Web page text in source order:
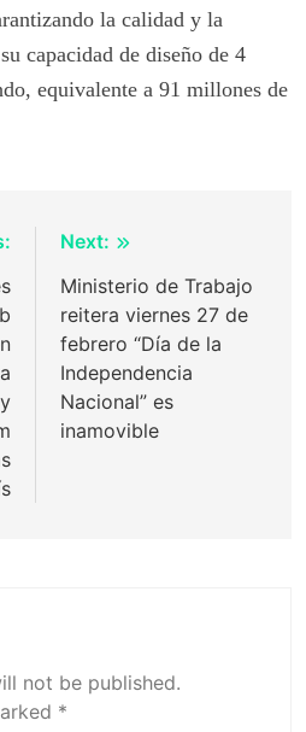
la calidad y la
capacidad de diseño de 4
equivalente a 91 millones de
Next:
Ministerio de Trabajo
reitera viernes 27 de
febrero “Día de la
Independencia
Nacional” es
inamovible
not be published.
*